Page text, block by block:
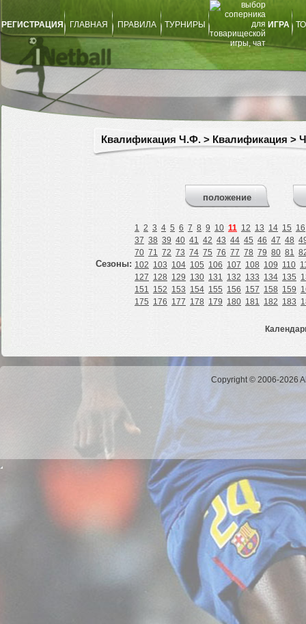
РЕГИСТРАЦИЯ ГЛАВНАЯ ПРАВИЛА ТУРНИРЫ ИГРА
Квалификация Ч.Ф. > Квалификация >
положение
Сезоны:
1 2 3 4 5 6 7 8 9 10 11 12 13 14 15 16
37 38 39 40 41 42 43 44 45 46 47 48
70 71 72 73 74 75 76 77 78 79 80 81
102 103 104 105 106 107 108 109 110
127 128 129 130 131 132 133 134 135
151 152 153 154 155 156 157 158 159
175 176 177 178 179 180 181 182 183
Copyright © 2006-2026